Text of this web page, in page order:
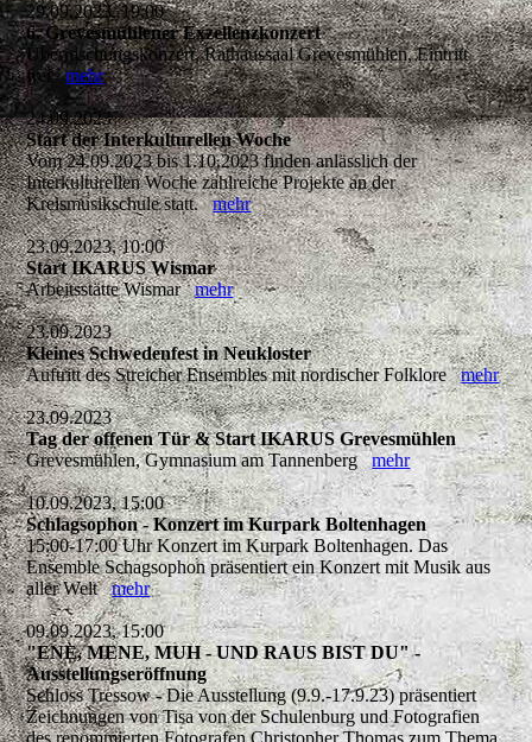
29.09.2023, 19:00
6. Grevesmühlener Exzellenzkonzert
Überraschungskonzert, Rathaussaal Grevesmühlen, Eintritt
freimehr
24.09.2023
Start der Interkulturellen Woche
Vom 24.09.2023 bis 1.10.2023 finden anlässlich der
Interkulturellen Woche zahlreiche Projekte an der
Kreismusikschule statt.mehr
23.09.2023, 10:00
Start IKARUS Wismar
Arbeitsstätte Wismarmehr
23.09.2023
Kleines Schwedenfest in Neukloster
Auftritt des Streicher Ensembles mit nordischer Folkloremehr
23.09.2023
Tag der offenen Tür & Start IKARUS Grevesmühlen
Grevesmühlen, Gymnasium am Tannenbergmehr
10.09.2023, 15:00
Schlagsophon - Konzert im Kurpark Boltenhagen
15:00-17:00 Uhr Konzert im Kurpark Boltenhagen. Das
Ensemble Schagsophon präsentiert ein Konzert mit Musik aus
aller Weltmehr
09.09.2023, 15:00
"ENE, MENE, MUH - UND RAUS BIST DU" -
Ausstellungseröffnung
Schloss Tressow - Die Ausstellung (9.9.-17.9.23) präsentiert
Zeichnungen von Tisa von der Schulenburg und Fotografien